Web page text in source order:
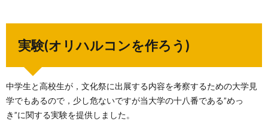
実験(オリハルコンを作ろう)
中学生と高校生が，文化祭に出展する内容を考察するための大学見
学でもあるので，少し危ないですが当大学の十八番である”めっ
き”に関する実験を提供しました。